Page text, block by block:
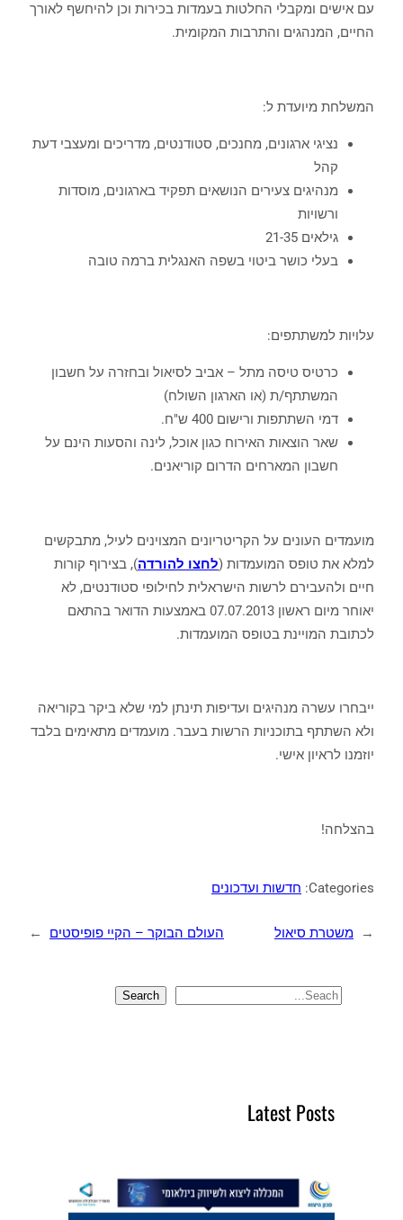
עם אישים ומקבלי החלטות בעמדות בכירות וכן להיחשף לאורך
החיים, המנהגים והתרבות המקומית.
המשלחת מיועדת ל:
נציגי ארגונים, מחנכים, סטודנטים, מדריכים ומעצבי דעת
קהל
מנהיגים צעירים הנושאים תפקיד בארגונים, מוסדות
ורשויות
גילאים 21-35
בעלי כושר ביטוי בשפה האנגלית ברמה טובה
עלויות למשתתפים:
כרטיס טיסה מתל – אביב לסיאול ובחזרה על חשבון
המשתתף/ת (או הארגון השולח)
דמי השתתפות ורישום 400 ש"ח.
שאר הוצאות האירוח כגון אוכל, לינה והסעות הינם על
חשבון המארחים הדרום קוריאנים.
מועמדים העונים על הקריטריונים המצוינים לעיל, מתבקשים
למלא את טופס המועמדות (לחצו להורדה), בצירוף קורות
חיים ולהעבירם לרשות הישראלית לחילופי סטודנטים, לא
יאוחר מיום ראשון 07.07.2013 באמצעות הדואר בהתאם
לכתובת המויינת בטופס המועמדות.
ייבחרו עשרה מנהיגים ועדיפות תינתן למי שלא ביקר בקוריאה
ולא השתתף בתוכניות הרשות בעבר. מועמדים מתאימים בלבד
יוזמנו לראיון אישי.
בהצלחה!
Categories: חדשות ועדכונים
← משטרת סיאול העולם הבוקר – הקיי פופיסטים →
S
Search
Latest Posts